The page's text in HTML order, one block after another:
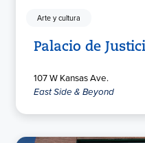
Arte y cultura
Palacio de
107 W Kansas Ave.
East Side & Beyond